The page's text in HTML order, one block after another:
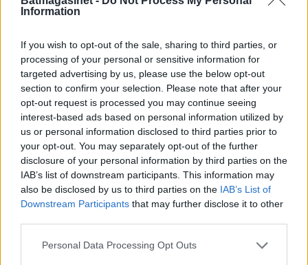
Information
If you wish to opt-out of the sale, sharing to third parties, or
processing of your personal or sensitive information for
targeted advertising by us, please use the below opt-out
section to confirm your selection. Please note that after your
opt-out request is processed you may continue seeing
interest-based ads based on personal information utilized by
us or personal information disclosed to third parties prior to
your opt-out. You may separately opt-out of the further
disclosure of your personal information by third parties on the
IAB’s list of downstream participants. This information may
also be disclosed by us to third parties on the IAB’s List of
Downstream Participants that may further disclose it to other
Personal Data Processing Opt Outs
Topp 10: Disse båtene fikk
flest klikk i Testguiden i
2025